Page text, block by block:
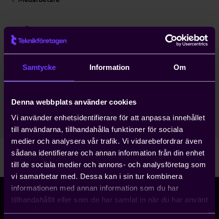
Samtycke Information Om
Denna webbplats använder cookies
Vi använder enhetsidentifierare för att anpassa innehållet
till användarna, tillhandahålla funktioner för sociala
medier och analysera vår trafik. Vi vidarebefordrar även
sådana identifierare och annan information från din enhet
till de sociala medier och annons- och analysföretag som
vi samarbetar med. Dessa kan i sin tur kombinera
informationen med annan information som du har
tillhandahållit eller som de har samlat in när du har använt
Pia Ekelund Thörn
Verksamhetsansvarig Affärsjuridik
Affärsjuridik
08-782 08 10
pia.ekelund-thorn@teknikforetagen.se